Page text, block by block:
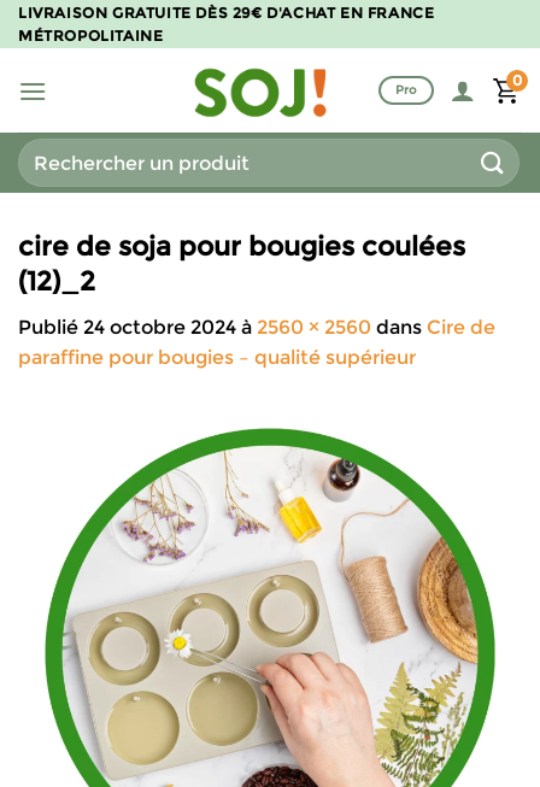
Passer
au
LIVRAISON GRATUITE DÈS 29€ D'ACHAT EN FRANCE
MÉTROPOLITAINE
Pro
0
Recherche
pour :
cire de soja pour bougies coulées
(12)_2
Publié 24 octobre 2024 à 2560 × 2560 dans Cire de
paraffine pour bougies – qualité supérieur